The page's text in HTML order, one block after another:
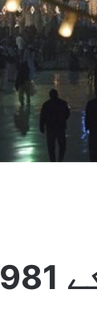
داتا گنج بخش رحمتہ اللہ علیہ کے 981